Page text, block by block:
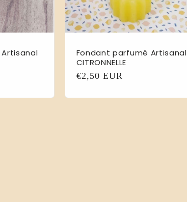
Fondant parfumé Artisanal
CITRONNELLE
Prix
€2,50 EUR